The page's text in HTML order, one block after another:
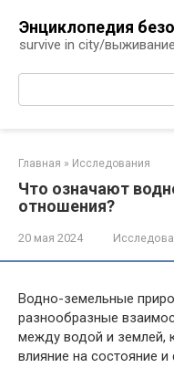
контенту
Энциклопедия
survive in city/
Поиск:
Главная » Исследования
Что означают
отношения?
20 мая 2024
Водно-земельные
разнообразные
между водой и землей,
влияние на состояние